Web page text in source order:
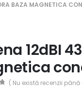
BAZA MAGNETICA
12dBI
( Nu există recenzii